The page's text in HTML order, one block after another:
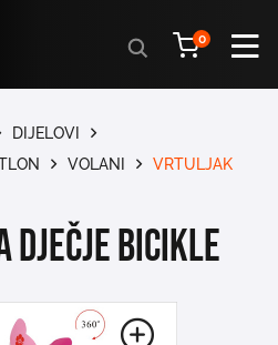
Products
search
0
DIJELOVI
VOLANI
VRTULJAK
DJEČJE BICIKLE